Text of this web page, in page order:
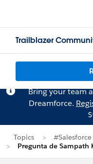
Trailblazer
Bring your team
Dreamforce.
Topics
Pregunta de Sampath